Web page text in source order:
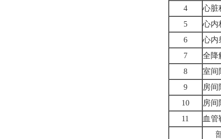
4
心脏
5
心内
6
心内
7
全降
8
室间
9
房间
10
房间
11
血管